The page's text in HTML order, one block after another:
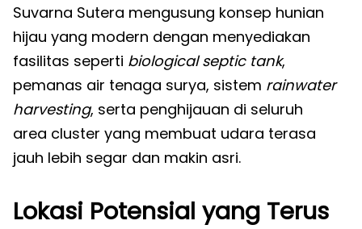
Suvarna Sutera mengusung konsep hunian
hijau yang modern dengan menyediakan
fasilitas seperti biological septic tank,
pemanas air tenaga surya, sistem rainwater
harvesting, serta penghijauan di seluruh
area cluster yang membuat udara terasa
jauh lebih segar dan makin asri.
Lokasi Potensial yang Terus